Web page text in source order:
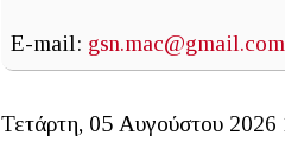
E-mail: gsn.mac@gmail.com
Τετάρτη, 05 Αυγούστου 2026